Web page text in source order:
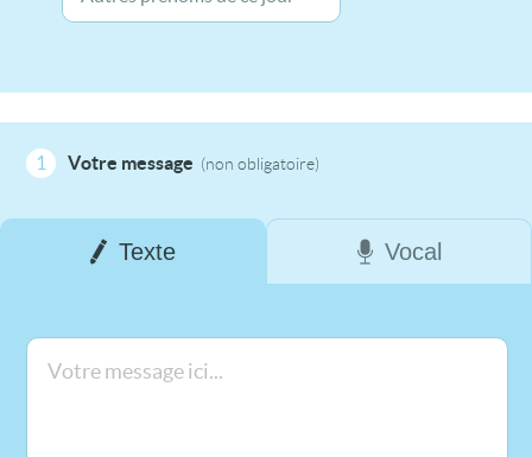
1 Votre message (non obligatoire)
Texte Vocal